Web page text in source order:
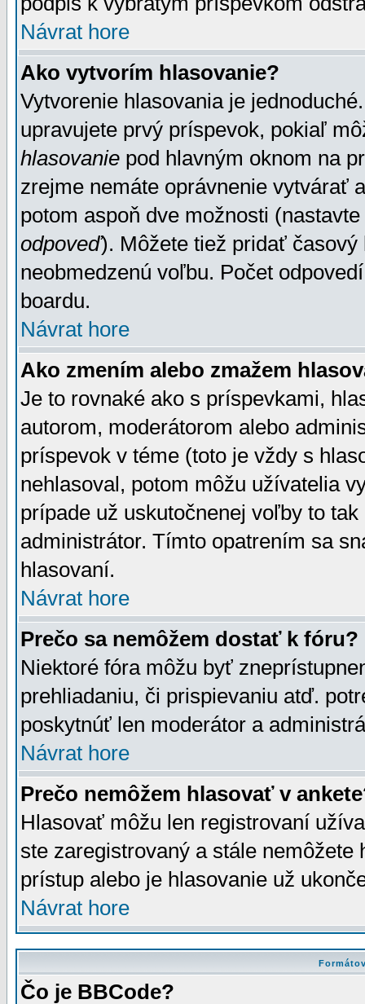
Návrat hore
Ako vytvorím hlasovanie?
Vytvorenie hlasovania je
upravujete prvý príspevok, pokiaľ
hlasovanie pod hlavným oknom na
zrejme nemáte oprávnenie vytvárať
potom aspoň dve možnosti
odpoveď). Môžete tiež pridať
neobmedzenú voľbu. Počet
boardu.
Návrat hore
Ako zmením alebo zmažem
Je to rovnaké ako s príspevkami,
autorom, moderátorom alebo
príspevok v téme (toto je vždy s
nehlasoval, potom môžu užívatelia
prípade už uskutočnenej voľby to
administrátor. Tímto opatrením sa
hlasovaní.
Návrat hore
Prečo sa nemôžem dostať k fóru?
Niektoré fóra môžu byť
prehliadaniu, či prispievaniu atď.
poskytnúť len moderátor a
Návrat hore
Prečo nemôžem hlasovať v
Hlasovať môžu len registrovaní
ste zaregistrovaný a stále
prístup alebo je hlasovanie už
Návrat hore
Čo je BBCode?